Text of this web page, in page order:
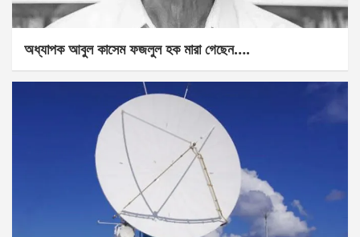
অধ্যাপক আবুল কাসেম ফজলুল হক মারা গেছেন….